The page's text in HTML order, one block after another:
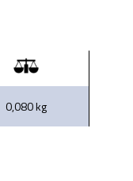
0,080 kg